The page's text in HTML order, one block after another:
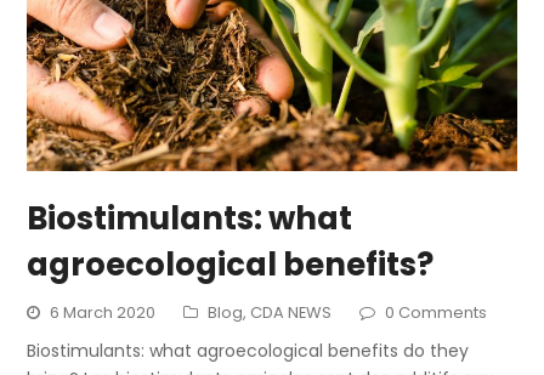
Biostimulants: what
agroecological benefits?
6 March 2020 Blog, CDA NEWS 0 Comments
Biostimulants: what agroecological benefits do they